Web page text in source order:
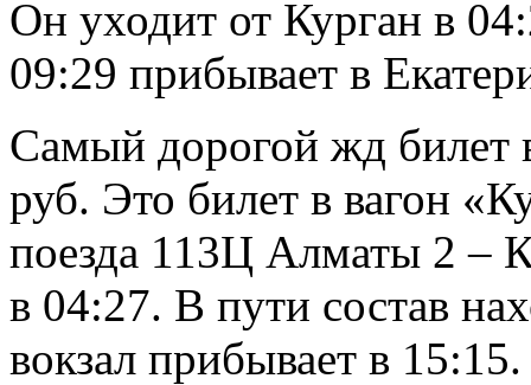
Он уходит от Курган в
09:29 прибывает в
Самый дорогой жд билет
руб. Это билет в вагон
поезда 113Ц Алматы 2 –
в 04:27. В пути состав
вокзал прибывает в 15:15.